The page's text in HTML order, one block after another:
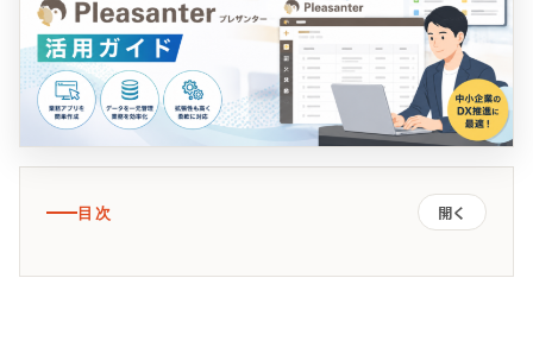
目次 開く
1. はじめに